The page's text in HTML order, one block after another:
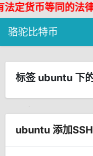
货币等同的法律
骆驼比特币
标签 ubuntu 下
ubuntu 添加